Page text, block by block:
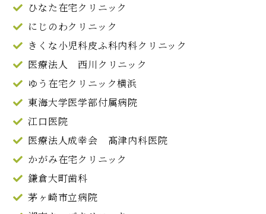
ひなた在宅クリニック
にじのわクリニック
きくな小児科皮ふ科内科クリニック
医療法人 西川クリニック
ゆう在宅クリニック横浜
東海大学医学部付属病院
江口医院
医療法人成幸会 髙津内科医院
かがみ在宅クリニック
鎌倉大町歯科
茅ヶ崎市立病院